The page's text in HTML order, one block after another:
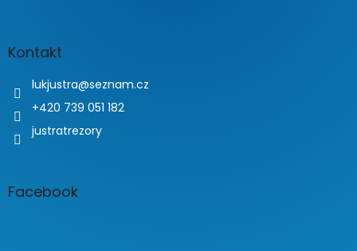
Kontakt
lukjustra@seznam.cz
+420 739 051 182
justratrezory
Facebook